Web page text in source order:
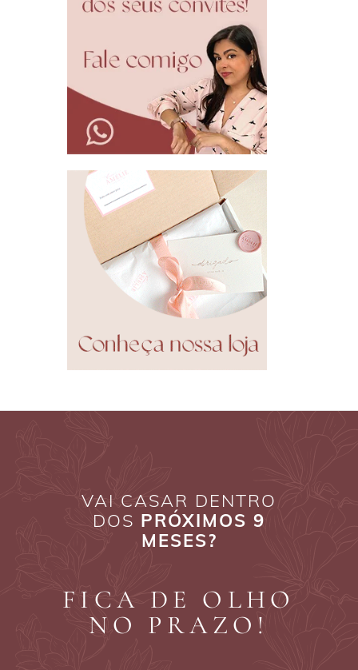
VAI CASAR DENTRO
DOS PRÓXIMOS 9
MESES?
FICA DE OLHO
NO PRAZO!